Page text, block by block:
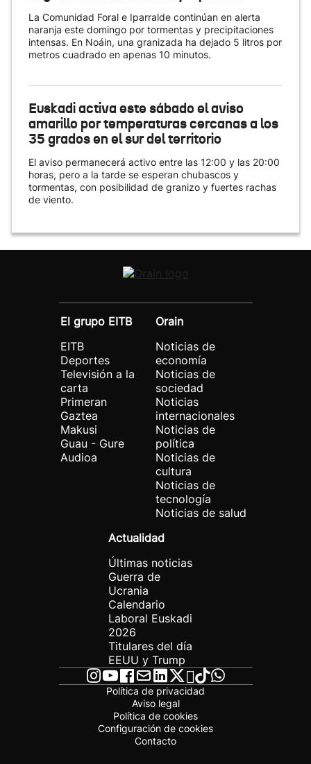
La Comunidad Foral e Iparralde continúan en alerta
naranja este domingo por tormentas y precipitaciones
intensas. En Noáin, una granizada ha dejado 5 litros por
metros cuadrado en apenas 10 minutos.
Euskadi activa este sábado el aviso
amarillo por temperaturas cercanas a los
35 grados en el sur del territorio
El aviso permanecerá activo entre las 12:00 y las 20:00
horas, pero a la tarde se esperan chubascos y
tormentas, con posibilidad de granizo y fuertes rachas
de viento.
El grupo EITB
EITB
Deportes
Televisión a la
carta
Primeran
Gaztea
Makusi
Guau - Gure
Audioa
Orain
Noticias de
economía
Noticias de
sociedad
Noticias
internacionales
Noticias de
política
Noticias de
cultura
Noticias de
tecnología
Noticias de salud
Actualidad
Últimas noticias
Guerra de
Ucrania
Calendario
Laboral Euskadi
2026
Titulares del día
EEUU y Trump
Política de privacidad
Aviso legal
Política de cookies
Configuración de cookies
Contacto